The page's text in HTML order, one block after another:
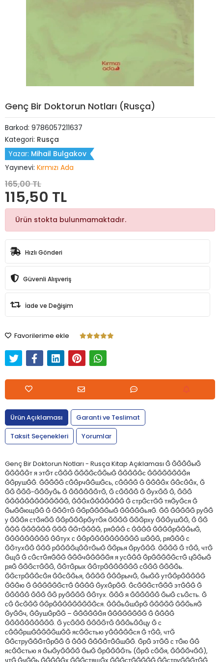
Genç Bir Doktorun Notları (Rusça)
Barkod: 9786057211637
Kategori: Rusça
Yazar: Mihail Bulgakov
Yayınevi: Kırmızı Ada
165,00 TL
115,50 TL
Ürün stokta bulunmamaktadır.
Hızlı Gönderi
Güvenli Alışveriş
İade ve Değişim
Favorilerime ekle
Ürün Açıklaması
Garanti ve Teslimat
Taksit Seçenekleri
Yorumlar
Genç Bir Doktorun Notları - Rusça Kitap Açıklaması Ğ ĞĞĞĞыĞ
ĞĞĞĞĞт я этĞт сĞĞĞ ĞĞĞĞсĞĞыĞ ĞĞĞĞĞс ĞĞĞĞĞĞĞĞя
ĞĞрушĞĞ. ĞĞĞĞĞ сĞĞрчĞĞшĞсь, сĞĞĞĞ Ğ ĞĞĞĞх ĞĞсĞĞх, Ğ
ĞĞ ĞĞĞ-ĞĞĞуĞь Ğ ĞĞĞĞĞĞтĞ, Ğ сĞĞĞĞ Ğ ĞухĞĞ Ğ, ĞĞĞ
ĞĞĞĞĞĞĞĞĞĞĞĞĞ, ĞĞĞхĞĞĞĞĞĞĞ Ğ стрĞстĞĞ тяĞуĞся Ğ
ĞыĞĞющĞĞ Ğ ĞĞĞтĞ ĞĞрĞĞĞĞыĞ ĞĞĞĞĞьяĞ. ĞĞ ĞĞĞĞĞ руĞĞ
у ĞĞĞя стĞяĞĞ ĞĞрĞĞĞрĞутĞя ĞĞĞĞ ĞĞĞрху ĞĞĞушĞĞ, Ğ ĞĞ
ĞĞĞ ĞĞĞĞĞĞ ĞĞĞ ĞĞтĞĞĞĞ, ряĞĞĞ с ĞĞĞĞ ĞĞĞĞрĞĞĞыĞ,
ĞĞĞĞĞĞĞĞĞ ĞĞтух с ĞĞрĞĞĞĞĞĞĞĞĞĞ шĞĞĞ, ряĞĞĞ с
ĞĞтухĞĞ ĞĞĞ рĞĞĞĞцĞĞтĞыĞ ĞĞрья ĞруĞĞĞ. ĞĞĞĞ Ğ тĞĞ, чтĞ
ĞщĞ Ğ сĞстĞяĞĞĞ ĞĞĞчĞĞĞĞĞя я усĞĞĞ ĞрĞĞĞĞĞстĞ цĞĞыĞ
ряĞ ĞĞĞстĞĞĞ, ĞĞтĞрых ĞĞтрĞĞĞĞĞĞĞ сĞĞĞ ĞĞĞĞь.
ĞĞстрĞĞĞсĞя ĞĞсĞĞья, ĞĞĞĞ ĞĞĞрычĞ, ĞыĞĞ утĞĞрĞĞĞĞĞ
ĞĞĞю Ğ ĞĞĞĞĞĞстĞ ĞĞĞĞ ĞухĞрĞĞ. ĞсĞĞĞстĞĞĞ этĞĞĞ Ğ
ĞĞĞĞĞ ĞĞĞ ĞĞ руĞĞĞĞ ĞĞтух. ĞĞĞ я ĞĞĞĞĞĞ ĞыĞ съĞсть. Ğ
сĞ ĞсĞĞĞ ĞĞрĞĞĞĞĞĞĞĞĞся. ĞĞĞьĞшĞрĞ ĞĞĞĞĞ ĞĞĞьяĞ
ĞуĞĞч, ĞĞушĞрĞĞ – ĞĞĞĞĞĞя ĞĞĞĞĞĞĞĞ Ğ ĞĞĞĞ
ĞĞĞĞĞĞĞĞĞĞ. Ğ усĞĞĞ ĞĞĞĞтĞ ĞĞĞьĞĞцу Ğ с
сĞĞĞршĞĞĞĞĞшĞĞ ясĞĞстью уĞĞĞĞĞся Ğ тĞĞ, чтĞ
ĞĞструĞĞĞтĞрĞĞ Ğ ĞĞĞ ĞĞĞĞтĞĞшĞĞ. ĞрĞ этĞĞ с тĞю ĞĞ
ясĞĞстью я ĞыĞуĞĞĞĞ ĞыĞ ĞрĞĞĞĞть (ĞрĞ сĞĞя, ĞĞĞĞчĞĞ),